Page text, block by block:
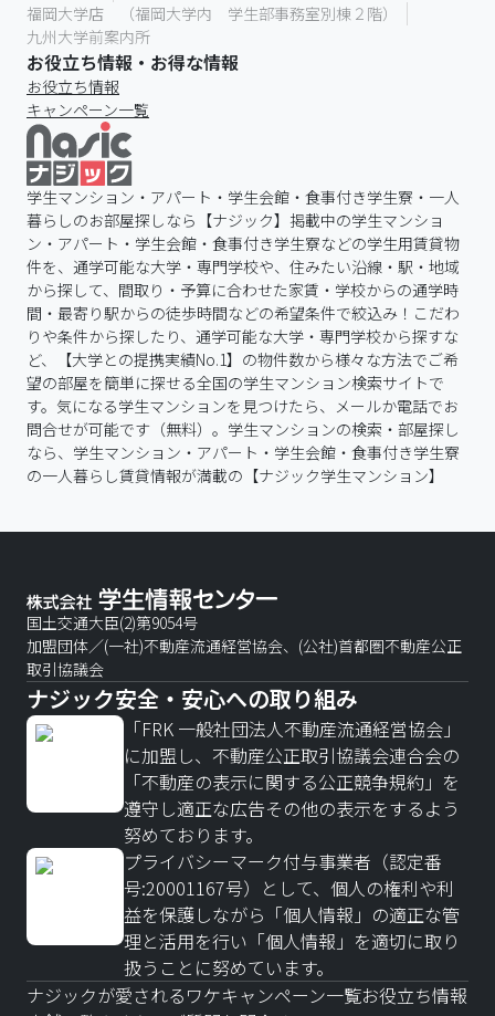
福岡大学店 （福岡大学内 学生部事務室別棟２階）
九州大学前案内所
お役立ち情報・お得な情報
お役立ち情報
キャンペーン一覧
学生マンション・アパート・学生会館・食事付き学生寮・一人
暮らしのお部屋探しなら【ナジック】掲載中の学生マンショ
ン・アパート・学生会館・食事付き学生寮などの学生用賃貸物
件を、通学可能な大学・専門学校や、住みたい沿線・駅・地域
から探して、間取り・予算に合わせた家賃・学校からの通学時
間・最寄り駅からの徒歩時間などの希望条件で絞込み！こだわ
りや条件から探したり、通学可能な大学・専門学校から探すな
ど、【大学との提携実績No.1】の物件数から様々な方法でご希
望の部屋を簡単に探せる全国の学生マンション検索サイトで
す。気になる学生マンションを見つけたら、メールか電話でお
問合せが可能です（無料）。学生マンションの検索・部屋探し
なら、学生マンション・アパート・学生会館・食事付き学生寮
の一人暮らし賃貸情報が満載の【ナジック学生マンション】
国土交通大臣(2)第9054号
加盟団体／(一社)不動産流通経営協会、(公社)首都圏不動産公正
取引協議会
ナジック安全・安心への取り組み
「FRK 一般社団法人不動産流通経営協会」
に加盟し、不動産公正取引協議会連合会の
「不動産の表示に関する公正競争規約」を
遵守し適正な広告その他の表示をするよう
努めております。
プライバシーマーク付与事業者（認定番
号:20001167号）として、個人の権利や利
益を保護しながら「個人情報」の適正な管
理と活用を行い「個人情報」を適切に取り
扱うことに努めています。
ナジックが愛されるワケキャンペーン一覧お役立ち情報